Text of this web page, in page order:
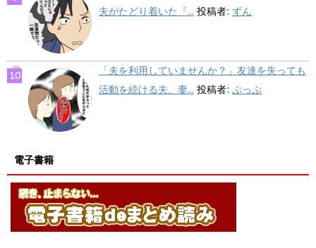
夫がたどり着いた『... 投稿者: ずん
「夫を利用していませんか？」友達を失っても
活動を続ける夫。妻... 投稿者: ぷっぷ
電子書籍